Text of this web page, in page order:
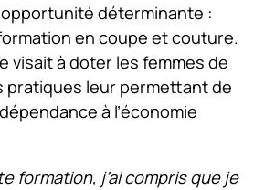
déterminante :
en coupe et couture.
visait à doter les femmes de
pratiques leur permettant de
à l’économie
formation, j’ai compris que je